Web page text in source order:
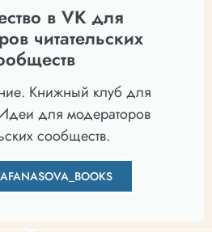
в VK для
читательских
Книжный клуб для
для модераторов
сообществ.